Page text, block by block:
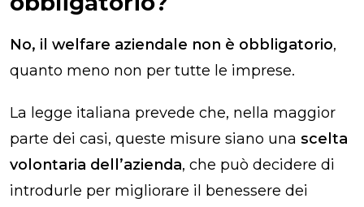
No, il welfare aziendale non è obbligatorio,
quanto meno non per tutte le imprese.
La legge italiana prevede che, nella maggior
parte dei casi, queste misure siano una scelta
volontaria dell’azienda, che può decidere di
introdurle per migliorare il benessere dei